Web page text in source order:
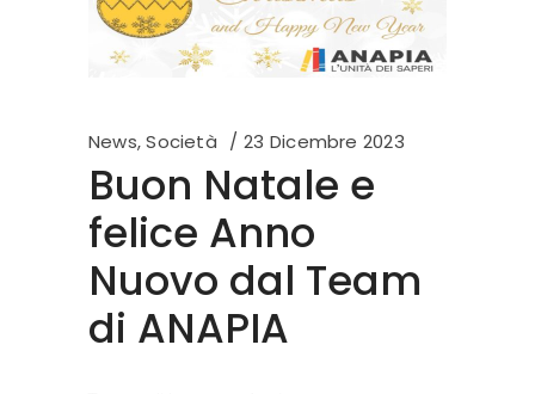
News,Società 23 Dicembre 2023
Buon Natale e
felice Anno
Nuovo dal Team
di ANAPIA